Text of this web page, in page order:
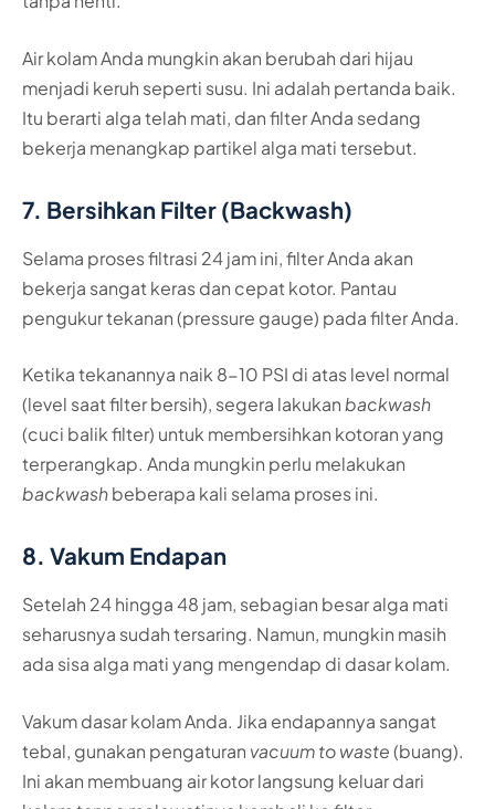
Air kolam Anda mungkin akan berubah dari hijau
menjadi keruh seperti susu. Ini adalah pertanda baik.
Itu berarti alga telah mati, dan filter Anda sedang
bekerja menangkap partikel alga mati tersebut.
7. Bersihkan Filter (Backwash)
Selama proses filtrasi 24 jam ini, filter Anda akan
bekerja sangat keras dan cepat kotor. Pantau
pengukur tekanan (pressure gauge) pada filter Anda.
Ketika tekanannya naik 8-10 PSI di atas level normal
(level saat filter bersih), segera lakukanbackwash
(cuci balik filter) untuk membersihkan kotoran yang
terperangkap. Anda mungkin perlu melakukan
backwashbeberapa kali selama proses ini.
8. Vakum Endapan
Setelah 24 hingga 48 jam, sebagian besar alga mati
seharusnya sudah tersaring. Namun, mungkin masih
ada sisa alga mati yang mengendap di dasar kolam.
Vakum dasar kolam Anda. Jika endapannya sangat
tebal, gunakan pengaturan vacuum to waste(buang).
Ini akan membuang air kotor langsung keluar dari